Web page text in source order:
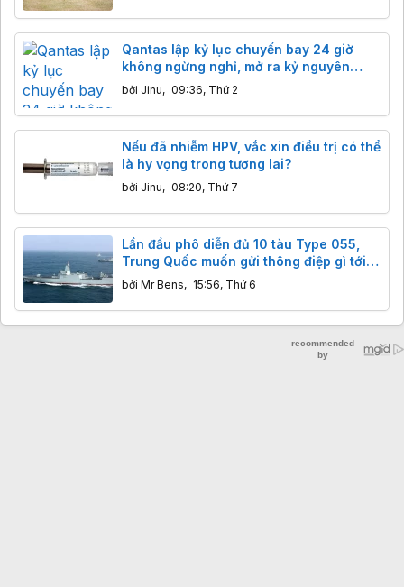
Qantas lập kỷ lục chuyến bay 24 giờ
không ngừng nghỉ, mở ra kỷ nguyên
hàng không siêu đường dài
bởi Jinu, 09:36, Thứ 2
Nếu đã nhiễm HPV, vắc xin điều trị có thể
là hy vọng trong tương lai?
bởi Jinu, 08:20, Thứ 7
Lần đầu phô diễn đủ 10 tàu Type 055,
Trung Quốc muốn gửi thông điệp gì tới
Mỹ và các cường quốc hải quân?
bởi Mr Bens, 15:56, Thứ 6